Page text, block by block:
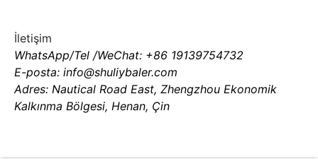
İletişim
WhatsApp/Tel /WeChat: +86 19139754732
E-posta: info@shuliybaler.com
Adres: Nautical Road East, Zhengzhou Ekonomik
Kalkınma Bölgesi, Henan, Çin